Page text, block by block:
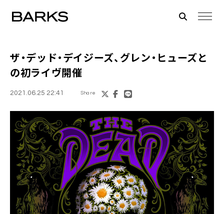
ザ・デッド・デイジーズ、 グレン・ヒューズと
の初ライヴ開催
2021.06.25 22:41 Share